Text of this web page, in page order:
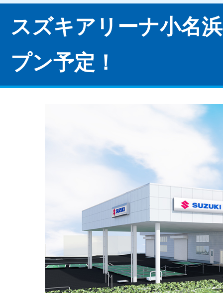
スズキアリーナ小名
プン予定！